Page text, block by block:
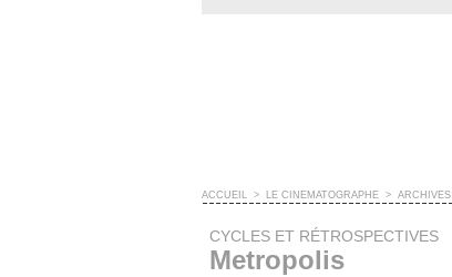
ACCUEIL > LE CINÉMATOGRAPHE > ARCHIVES
CYCLES ET RÉTROSPECTIVES
Metropolis